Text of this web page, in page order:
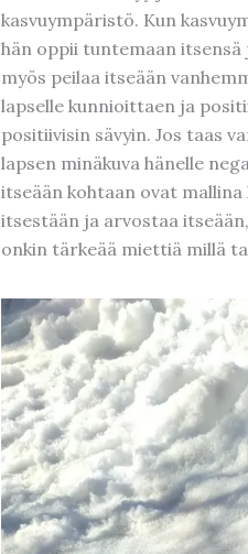
kasvuympäristö. Kun
hän oppii tuntemaan
myös peilaa itseään
lapselle kunnioittaen ja
positiivisin sävyin. Jos taas
lapsen minäkuva hänelle
itseään kohtaan ovat
itsestään ja arvostaa
onkin tärkeää miettiä millä